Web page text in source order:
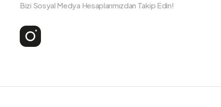
Bizi Sosyal Medya Hesaplarımızdan Takip Edin!